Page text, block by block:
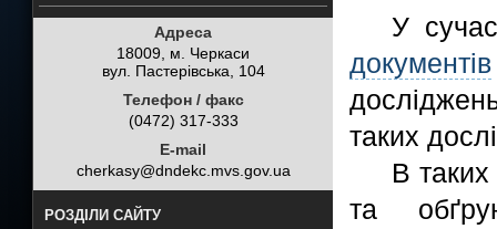
Адреса
18009, м. Черкаси
вул. Пастерівська, 104
Телефон / факс
(0472) 317-333
E-mail
cherkasy@dndekc.mvs.gov.ua
РОЗДІЛИ САЙТУ
У
документів
таких
В
та